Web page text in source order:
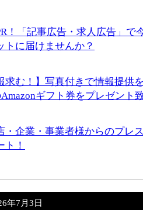
！「記事広告・求人広告」で
トに届けませんか？
求む！】写真付きで情報提供
ギフト券をプレゼント
企業・事業者様からのプレ
ト！
年7月3日